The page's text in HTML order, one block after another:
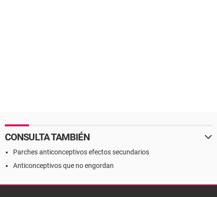
CONSULTA TAMBIÉN
Parches anticonceptivos efectos secundarios
Anticonceptivos que no engordan